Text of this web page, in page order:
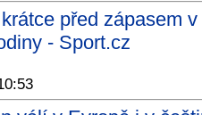
před zápasem
- Sport.cz